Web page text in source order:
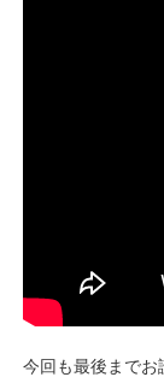
今回も最後までお